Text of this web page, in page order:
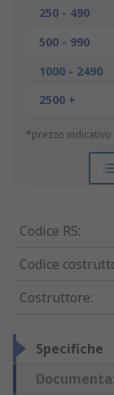
250 - 490
500 - 990
1000 - 2490
2500 +
*prezzo indicativo
Codice RS:
Codice
Costruttore:
Specifiche